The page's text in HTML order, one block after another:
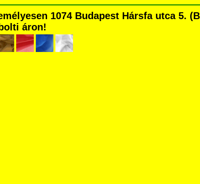
1074 Budapest Hársfa utca 5.
áron!